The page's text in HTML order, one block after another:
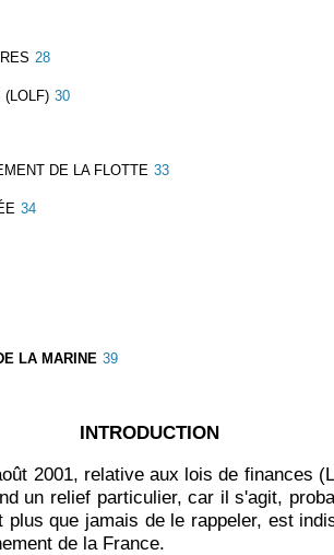
28
(LOLF) 30
DE LA FLOTTE 33
34
LA MARINE 39
INTRODUCTION
2001, relative aux lois de finances
un relief particulier, car il s'agit,
que jamais de le rappeler, est
de la France.